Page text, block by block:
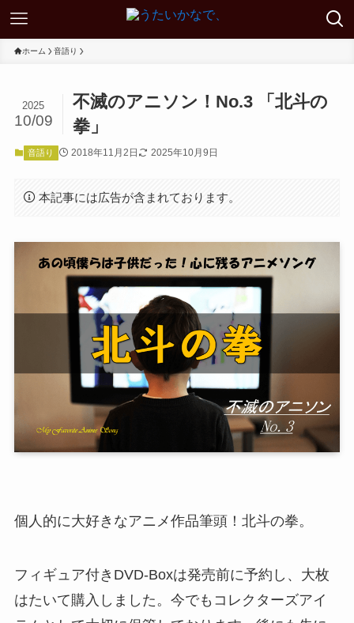
ホーム 音語り
不滅のアニソン！No.3 「北斗の
拳」
2025
10/09
音語り 2018年11月2日 2025年10月9日
本記事には広告が含まれております。
個人的に大好きなアニメ作品筆頭！北斗の拳。
フィギュア付きDVD-Boxは発売前に予約し、大枚
はたいて購入しました。今でもコレクターズアイ